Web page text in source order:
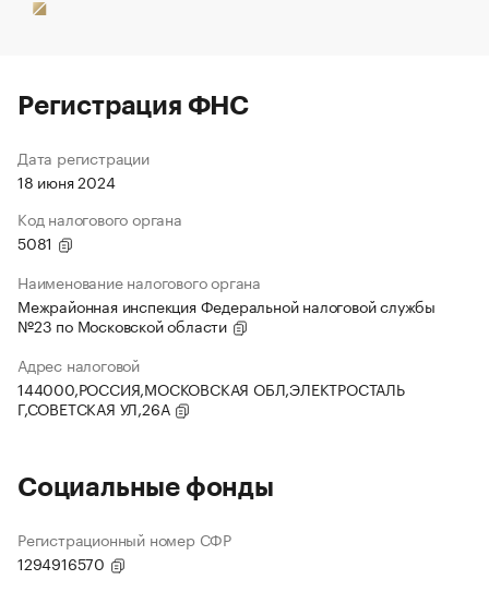
Регистрация ФНС
Дата регистрации
18 июня 2024
Код налогового органа
5081
Наименование налогового органа
Межрайонная инспекция Федеральной налоговой службы
№23 по Московской области
Адрес налоговой
144000,РОССИЯ,МОСКОВСКАЯ ОБЛ,ЭЛЕКТРОСТАЛЬ
Г,СОВЕТСКАЯ УЛ,26А
Социальные фонды
Регистрационный номер СФР
1294916570